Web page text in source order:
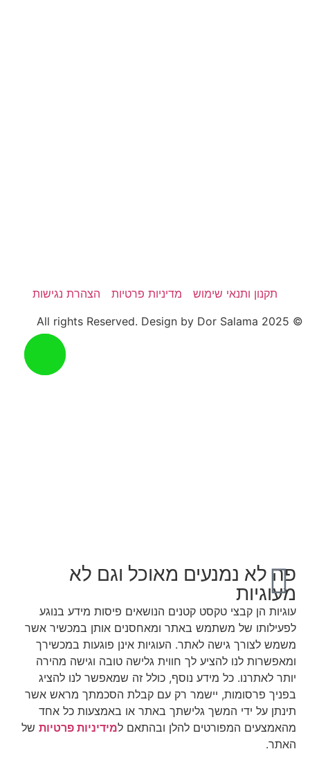
תקנון ותנאי שימוש מדיניות פרטיות
הצהרת נגישות
© 2025 All rights Reserved. Design by Dor Salama
פה לא נמנעים מאוכל וגם לא
מעוגיות
עוגיות הן קבצי טקסט קטנים הנושאים פיסות מידע בנוגע
לפעילותו של משתמש באתר ומאחסנים אותן במכשיר אשר
משמש לצורך גישה לאתר. העוגיות אינן פוגעות במכשירך
ומאפשרות לנו להציע לך חווית גלישה טובה וגישה מהירה
יותר לאתרנו. כל מידע נוסף, כולל זה שמאפשר לנו להציג
בפניך פרסומות, יישמר רק עם קבלת הסכמתך מראש אשר
תינתן על ידי המשך גלישתך באתר או באמצעות כל אחד
מהאמצעים המפורטים להלן ובהתאם למידיניות פרטיות של
האתר.